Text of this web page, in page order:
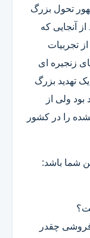
تحول بزرگ
آنجایی که
تجربیات
زنجیره ای
یک تهدید بزرگ
ولی از
را در کشور
شما باشد:
فروشی چقدر